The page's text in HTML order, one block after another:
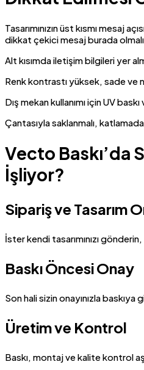
Tasarımınızın üst kısmı mesaj
dikkat çekici mesaj burada
Alt kısımda iletişim bilgileri yer
Renk kontrastı yüksek, sade
Dış mekan kullanımı için UV
Çantasıyla saklanmalı,
Vecto Baskı’da
İşliyor?
Sipariş ve Tasarım
İster kendi tasarımınızı
Baskı Öncesi Onay
Son hali sizin onayınızla baskıya
Üretim ve Kontrol
Baskı, montaj ve kalite kontrol